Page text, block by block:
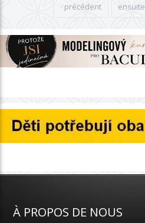
précédent ensuite
À PROPOS DE NOUS